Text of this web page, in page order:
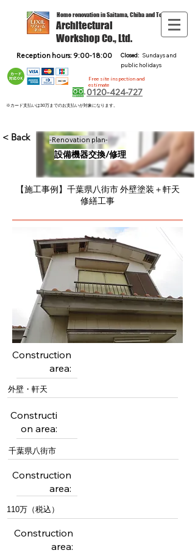
Home renovation in Saitama, Chiba and Tokyo
Architectural
Workshop Co., Ltd.
Reception hours: 9:00-18:00 Closed: Sundays and
public holidays
Free site inspection and
estimate
0120-424-727
※カード支払いは30万までのお支払いが対象になります。
< Back
設備機器交換/修理
-Renovation plan-
【施工事例】千葉県八街市 外壁塗装＋軒天
修繕工事
Construction
area:
外壁・軒天
Constructi
on area:
千葉県八街市
Construction
area:
110万（税込）
Construction
area: